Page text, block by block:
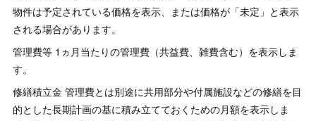
物件は予定されている価格を表示、または価格が「未定」と表示
される場合があります。
管理費等 1ヵ月当たりの管理費（共益費、雑費含む）を表示しま
す。
修繕積立金 管理費とは別途に共用部分や付属施設などの修繕を目
的とした長期計画の基に積み立てておくための月額を表示しま